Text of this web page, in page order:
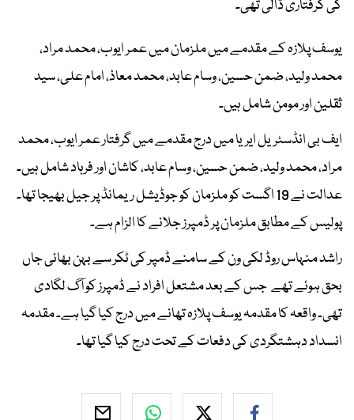
کی گرفتاری ڈالی تھی۔
یوسف پلازہ کے مقدمے میں ملزمان میں عمر ایوب، محمد مراد،
محمد ولید، ضمن حسین، وسام عابد، محمد معاذ، امام علی، سید
ثقلین اور مومن شامل ہیں۔
ایف بی انڈسٹریل ایریا میں درج مقدمے میں گرفتار عمر ایوب، محمد
مراد، محمد ولید، ضمن حسین، وسام عابد، کاشان اور فرہاد شامل ہیں۔
عدالت نے 19 اگست کو ملزمان کو جوڈیشل ریمانڈ پر جیل بھیجا تھا۔
پولیس کے مطابق ملزمان پر ڈمپرز جلانے کا الزام ہے۔
راشد منہاس روڈ لکی ون کے سامنے ڈمپر کی ٹکر سے بہن بھائی جاں
بحق ہوئے تھے جس کے بعد مشتعل افراد نے ڈمپرز کو آگ لگادی
تھی۔ واقعہ کا مقدمہ یوسف پلازہ تھانے میں درج کیا گیا ہے۔ مقدمہ
انسداد دہشتگردی کی دفعات کے تحت درج کیا گیا تھا۔